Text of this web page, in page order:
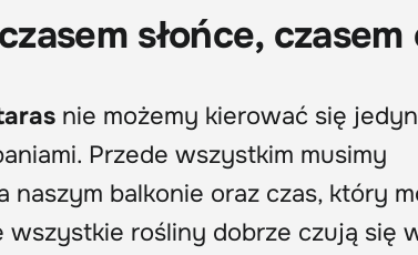
słońce, czasem
nie możemy kierować się
Przede wszystkim musimy
naszym balkonie oraz czas, który
wszystkie rośliny dobrze czują się